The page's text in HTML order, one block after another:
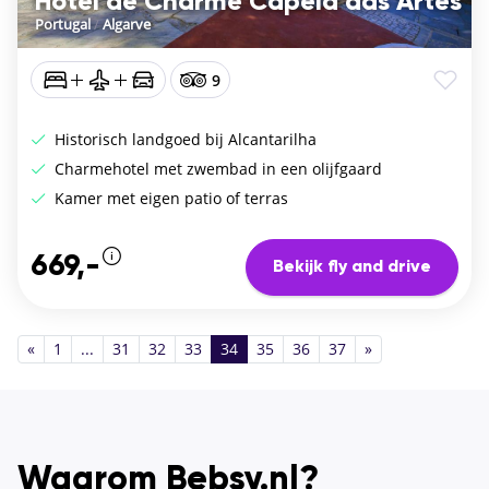
Portugal/Algarve
9
Historisch landgoed bij Alcantarilha
Charmehotel met zwembad in een olijfgaard
Kamer met eigen patio of terras
669,- Bekijk fly and drive
« 1 ... 31 32 33 34 35 36 37 »
Waarom Bebsy.nl?